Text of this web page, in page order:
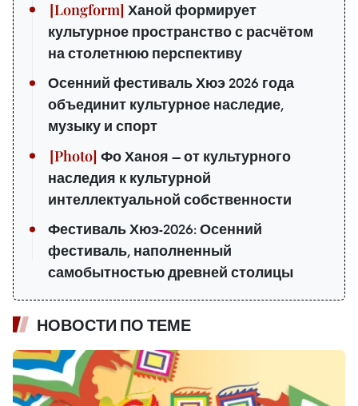
Ханой формирует
культурное пространство с расчётом
на столетнюю перспективу
Осенний фестиваль Хюэ 2026 года
объединит культурное наследие,
музыку и спорт
Фо Ханоя — от культурного
наследия к культурной
интеллектуальной собственности
Фестиваль Хюэ-2026: Осенний
фестиваль, наполненный
самобытностью древней столицы
НОВОСТИ ПО ТЕМЕ